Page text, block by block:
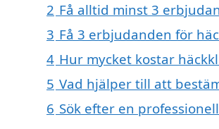
2 Få alltid minst 3
3 Få 3 erbjudanden för
4 Hur mycket kostar
5 Vad hjälper till att
6 Sök efter en